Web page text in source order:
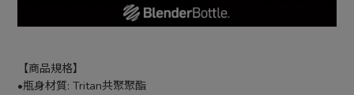
【商品規格】
•瓶身材質: Tritan共聚聚酯